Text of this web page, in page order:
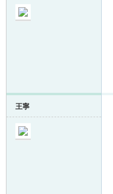
王寧